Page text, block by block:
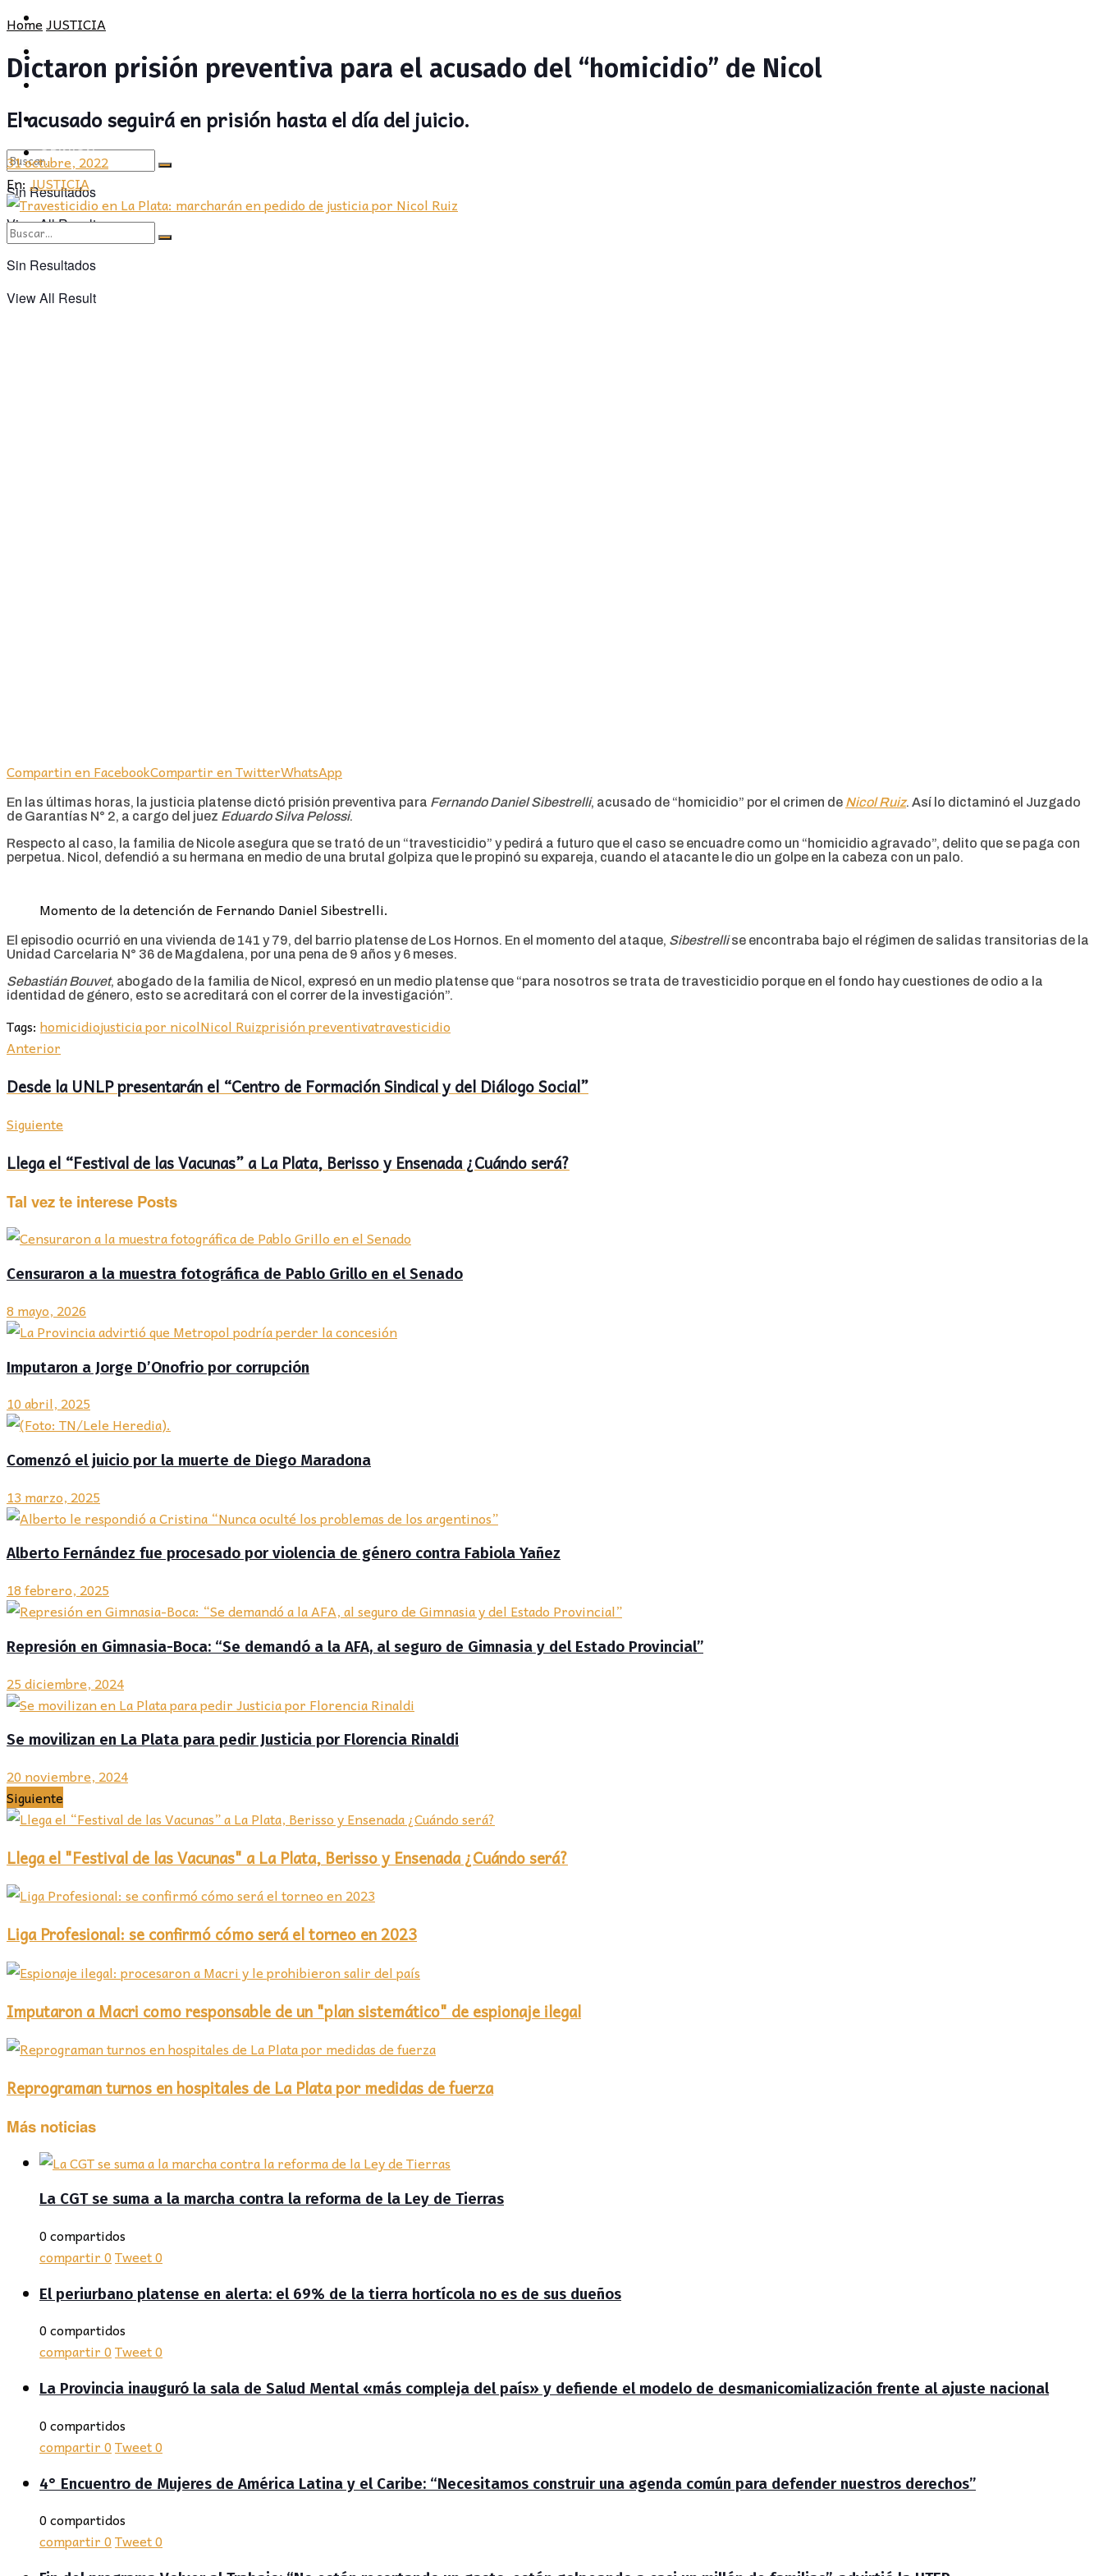
CULTURA
OPINIÓN
Sin Resultados
View All Result
PROVINCIA
CULTURA
OPINIÓN
Sin Resultados
View All Result
HomeJUSTICIA
Dictaron prisión preventiva para el acusado del “homicidio” de Nicol
El acusado seguirá en prisión hasta el día del juicio.
31 octubre, 2022
En: JUSTICIA
Compartin en FacebookCompartir en TwitterWhatsApp
En las últimas horas, la justicia platense dictó prisión preventiva para Fernando Daniel Sibestrelli, acusado de “homicidio” por el crimen de Nicol Ruiz. Así lo dictaminó el Juzgado
de Garantías N° 2, a cargo del juez Eduardo Silva Pelossi.
Respecto al caso, la familia de Nicole asegura que se trató de un “travesticidio” y pedirá a futuro que el caso se encuadre como un “homicidio agravado”, delito que se paga con
perpetua. Nicol, defendió a su hermana en medio de una brutal golpiza que le propinó su expareja, cuando el atacante le dio un golpe en la cabeza con un palo.
Momento de la detención de Fernando Daniel Sibestrelli.
El episodio ocurrió en una vivienda de 141 y 79, del barrio platense de Los Hornos. En el momento del ataque, Sibestrellise encontraba bajo el régimen de salidas transitorias de la
Unidad Carcelaria N° 36 de Magdalena, por una pena de 9 años y 6 meses.
Sebastián Bouvet, abogado de la familia de Nicol, expresó en un medio platense que “para nosotros se trata de travesticidio porque en el fondo hay cuestiones de odio a la
identidad de género, esto se acreditará con el correr de la investigación”.
Tags: homicidiojusticia por nicolNicol Ruizprisión preventivatravesticidio
Anterior
Desde la UNLP presentarán el “Centro de Formación Sindical y del Diálogo Social”
Siguiente
Llega el “Festival de las Vacunas” a La Plata, Berisso y Ensenada ¿Cuándo será?
Tal vez te interese Posts
Censuraron a la muestra fotográfica de Pablo Grillo en el Senado
8 mayo, 2026
Imputaron a Jorge D’Onofrio por corrupción
10 abril, 2025
Comenzó el juicio por la muerte de Diego Maradona
13 marzo, 2025
Alberto Fernández fue procesado por violencia de género contra Fabiola Yañez
18 febrero, 2025
Represión en Gimnasia-Boca: “Se demandó a la AFA, al seguro de Gimnasia y del Estado Provincial”
25 diciembre, 2024
Se movilizan en La Plata para pedir Justicia por Florencia Rinaldi
20 noviembre, 2024
Siguiente
Llega el "Festival de las Vacunas" a La Plata, Berisso y Ensenada ¿Cuándo será?
Liga Profesional: se confirmó cómo será el torneo en 2023
Imputaron a Macri como responsable de un "plan sistemático" de espionaje ilegal
Reprograman turnos en hospitales de La Plata por medidas de fuerza
Más noticias
La CGT se suma a la marcha contra la reforma de la Ley de Tierras
0 compartidos
compartir0Tweet0
El periurbano platense en alerta: el 69% de la tierra hortícola no es de sus dueños
0 compartidos
compartir0Tweet0
La Provincia inauguró la sala de Salud Mental «más compleja del país» y defiende el modelo de desmanicomialización frente al ajuste nacional
0 compartidos
compartir0Tweet0
4° Encuentro de Mujeres de América Latina y el Caribe: “Necesitamos construir una agenda común para defender nuestros derechos”
0 compartidos
compartir0Tweet0